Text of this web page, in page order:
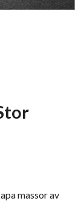
massor av